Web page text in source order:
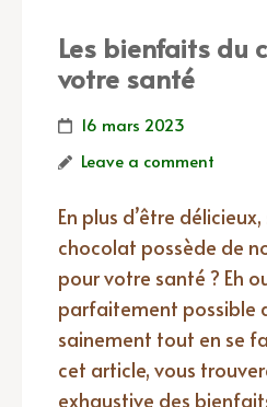
Les bienfaits du
votre santé
16 mars 2023
Leave a comment
En plus d’être
chocolat possède de
pour votre santé ? Eh
parfaitement possible
sainement tout en se
cet article, vous
exhaustive des